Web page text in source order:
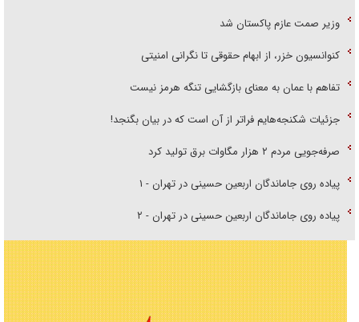
وزیر صمت عازم پاکستان شد
کنوانسیون خزر، از ابهام حقوقی تا نگرانی امنیتی
تفاهم با عمان به معنای بازگشایی تنگه هرمز نیست
جزئیات شکنجه‌هایم فراتر از آن است که در بیان بگنجد!
صرفه‌جویی مردم ۲ هزار مگاوات برق تولید کرد
پیاده روی جاماندگان اربعین حسینی در تهران - ۱
پیاده روی جاماندگان اربعین حسینی در تهران - ۲